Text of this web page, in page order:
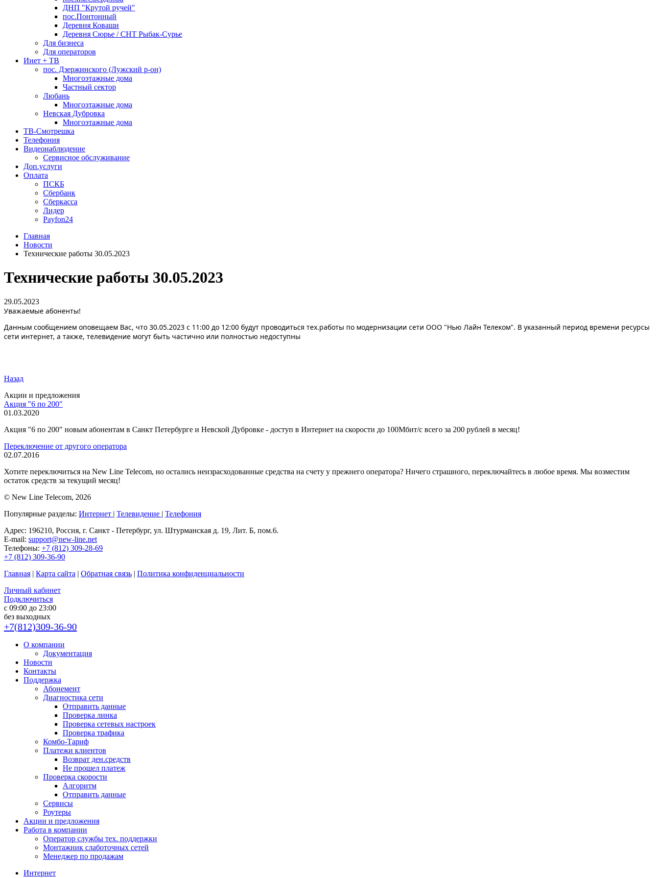
ДНП "Крутой ручей"
пос.Понтонный
Деревня Коваши
Деревня Сюрье / СНТ Рыбак-Сурье
Для бизнеса
Для операторов
Инет + ТВ
пос. Дзержинского (Лужский р-он)
Многоэтажные дома
Частный сектор
Любань
Многоэтажные дома
Невская Дубровка
Многоэтажные дома
ТВ-Смотрешка
Телефония
Видеонаблюдение
Сервисное обслуживание
Доп.услуги
Оплата
ПСКБ
Сбербанк
Сберкасса
Лидер
Payfon24
Главная
Новости
Технические работы 30.05.2023
Технические работы 30.05.2023
29.05.2023
Уважаемые абоненты!
Данным сообщением оповещаем Вас, что 30.05.2023 с 11:00 до 12:00 будут проводиться тех.работы по модернизации сети ООО "Нью Лайн Телеком". В указанный период времени ресурсы
сети интернет, а также, телевидение могут быть частично или полностью недоступны
Назад
Акции и предложения
Акция "6 по 200"
01.03.2020
Акция "6 по 200" новым абонентам в Санкт Петербурге и Невской Дубровке - доступ в Интернет на скорости до 100Мбит/с всего за 200 рублей в месяц!
Переключение от другого оператора
02.07.2016
Хотите переключиться на New Line Telecom, но остались неизрасходованные средства на счету у прежнего оператора? Ничего страшного, переключайтесь в любое время. Мы возместим
остаток средств за текущий месяц!
© New Line Telecom, 2026
Популярные разделы: Интернет | Телевидение | Телефония
Адрес: 196210, Россия, г. Санкт - Петербург, ул. Штурманская д. 19, Лит. Б, пом.6.
E-mail: support@new-line.net
Телефоны: +7 (812) 309-28-69
+7 (812) 309-36-90
Главная | Карта сайта | Обратная связь | Политика конфиденциальности
Личный кабинет
Подключиться
с 09:00 до 23:00
без выходных
+7(812)309-36-90
О компании
Документация
Новости
Контакты
Поддержка
Абонемент
Диагностика сети
Отправить данные
Проверка линка
Проверка сетевых настроек
Проверка трафика
Комбо-Тариф
Платежи клиентов
Возврат ден.средств
Не прошел платеж
Проверка скорости
Алгоритм
Отправить данные
Сервисы
Роутеры
Акции и предложения
Работа в компании
Оператор службы тех. поддержки
Монтажник слаботочных сетей
Менеджер по продажам
Интернет